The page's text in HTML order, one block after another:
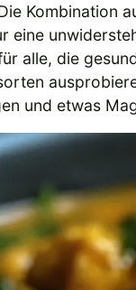
Kombination
eine
alle, die
und etwas